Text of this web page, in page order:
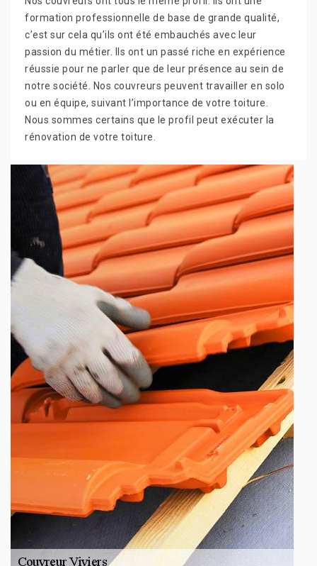
formation professionnelle de base de grande qualité,
c’est sur cela qu’ils ont été embauchés avec leur
passion du métier. Ils ont un passé riche en expérience
réussie pour ne parler que de leur présence au sein de
notre société. Nos couvreurs peuvent travailler en solo
ou en équipe, suivant l’importance de votre toiture.
Nous sommes certains que le profil peut exécuter la
rénovation de votre toiture.